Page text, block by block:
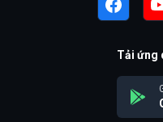
Tải ứng